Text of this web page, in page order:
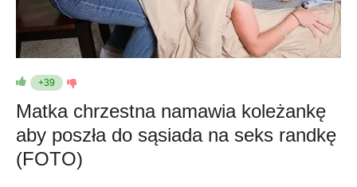
+39
Matka chrzestna namawia koleżankę
aby poszła do sąsiada na seks randkę
(FOTO)